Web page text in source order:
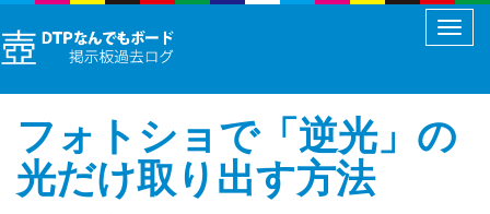
メ
ュ
ー
切
フォトショで「逆光」の
光だけ取り出す方法